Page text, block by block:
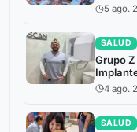
5 ago.
SALUD
Grupo
4 ago.
SALUD